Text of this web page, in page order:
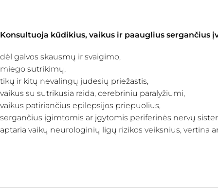
Konsultuoja kūdikius, vaikus ir paauglius sergančius
dėl galvos skausmų ir svaigimo,
miego sutrikimų,
tikų ir kitų nevalingų judesių priežastis,
vaikus su sutrikusia raida, cerebriniu paralyžiumi,
vaikus patiriančius epilepsijos priepuolius,
sergančius įgimtomis ar įgytomis periferinės nervų
aptaria vaikų neurologinių ligų rizikos veiksnius, vertina